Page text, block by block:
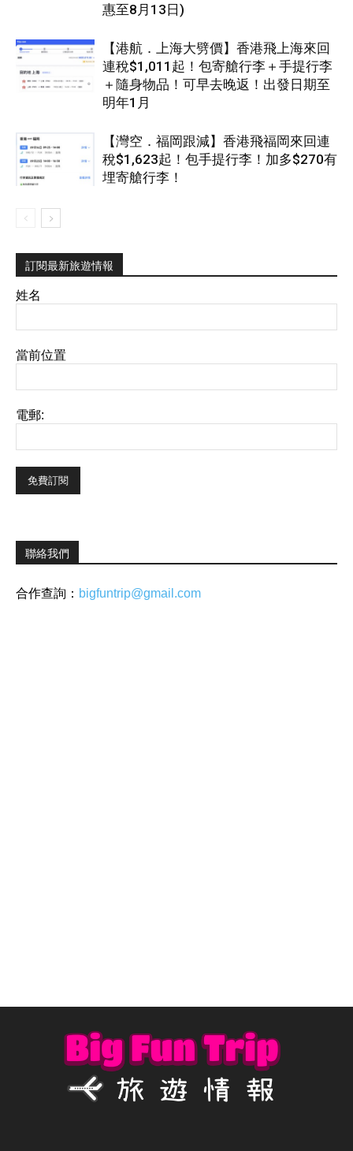
惠至8月13日)
【港航．上海大劈價】香港飛上海來回
連稅$1,011起！包寄艙行李＋手提行李
＋隨身物品！可早去晚返！出發日期至
明年1月
【灣空．福岡跟減】香港飛福岡來回連
稅$1,623起！包手提行李！加多$270有
埋寄艙行李！
訂閱最新旅遊情報
姓名
當前位置
電郵:
聯絡我們
合作查詢： bigfuntrip@gmail.com